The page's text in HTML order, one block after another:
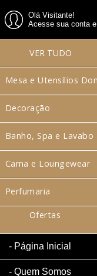
Olá Visitante!
Acesse sua conta
VER TUDO
Mesa e Utensílios
Decoração
Banho, Spa e Lavabo
Cama e Loungewear
Perfumaria
Ofertas
Página Inicial
Quem Somos